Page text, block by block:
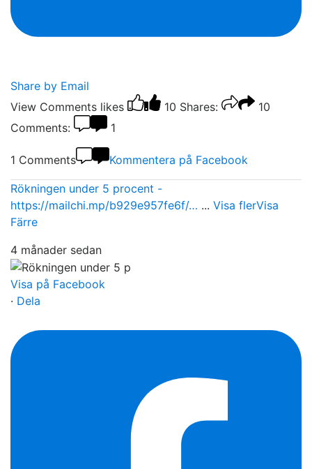
Share by Email
View Comments likes 10 Shares:
10
Comments:
1
1 Comments Kommentera på Facebook
Rökningen under 5 procent -
https://mailchi.mp/b929e957fe6f/… ... Visa flerVisa
Färre
4 månader sedan
Visa på Facebook
· Dela